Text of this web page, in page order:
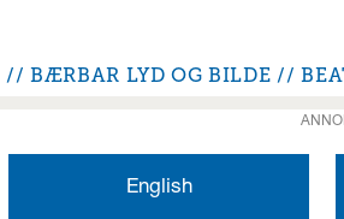
BÆRBAR LYD OG BILDE
English